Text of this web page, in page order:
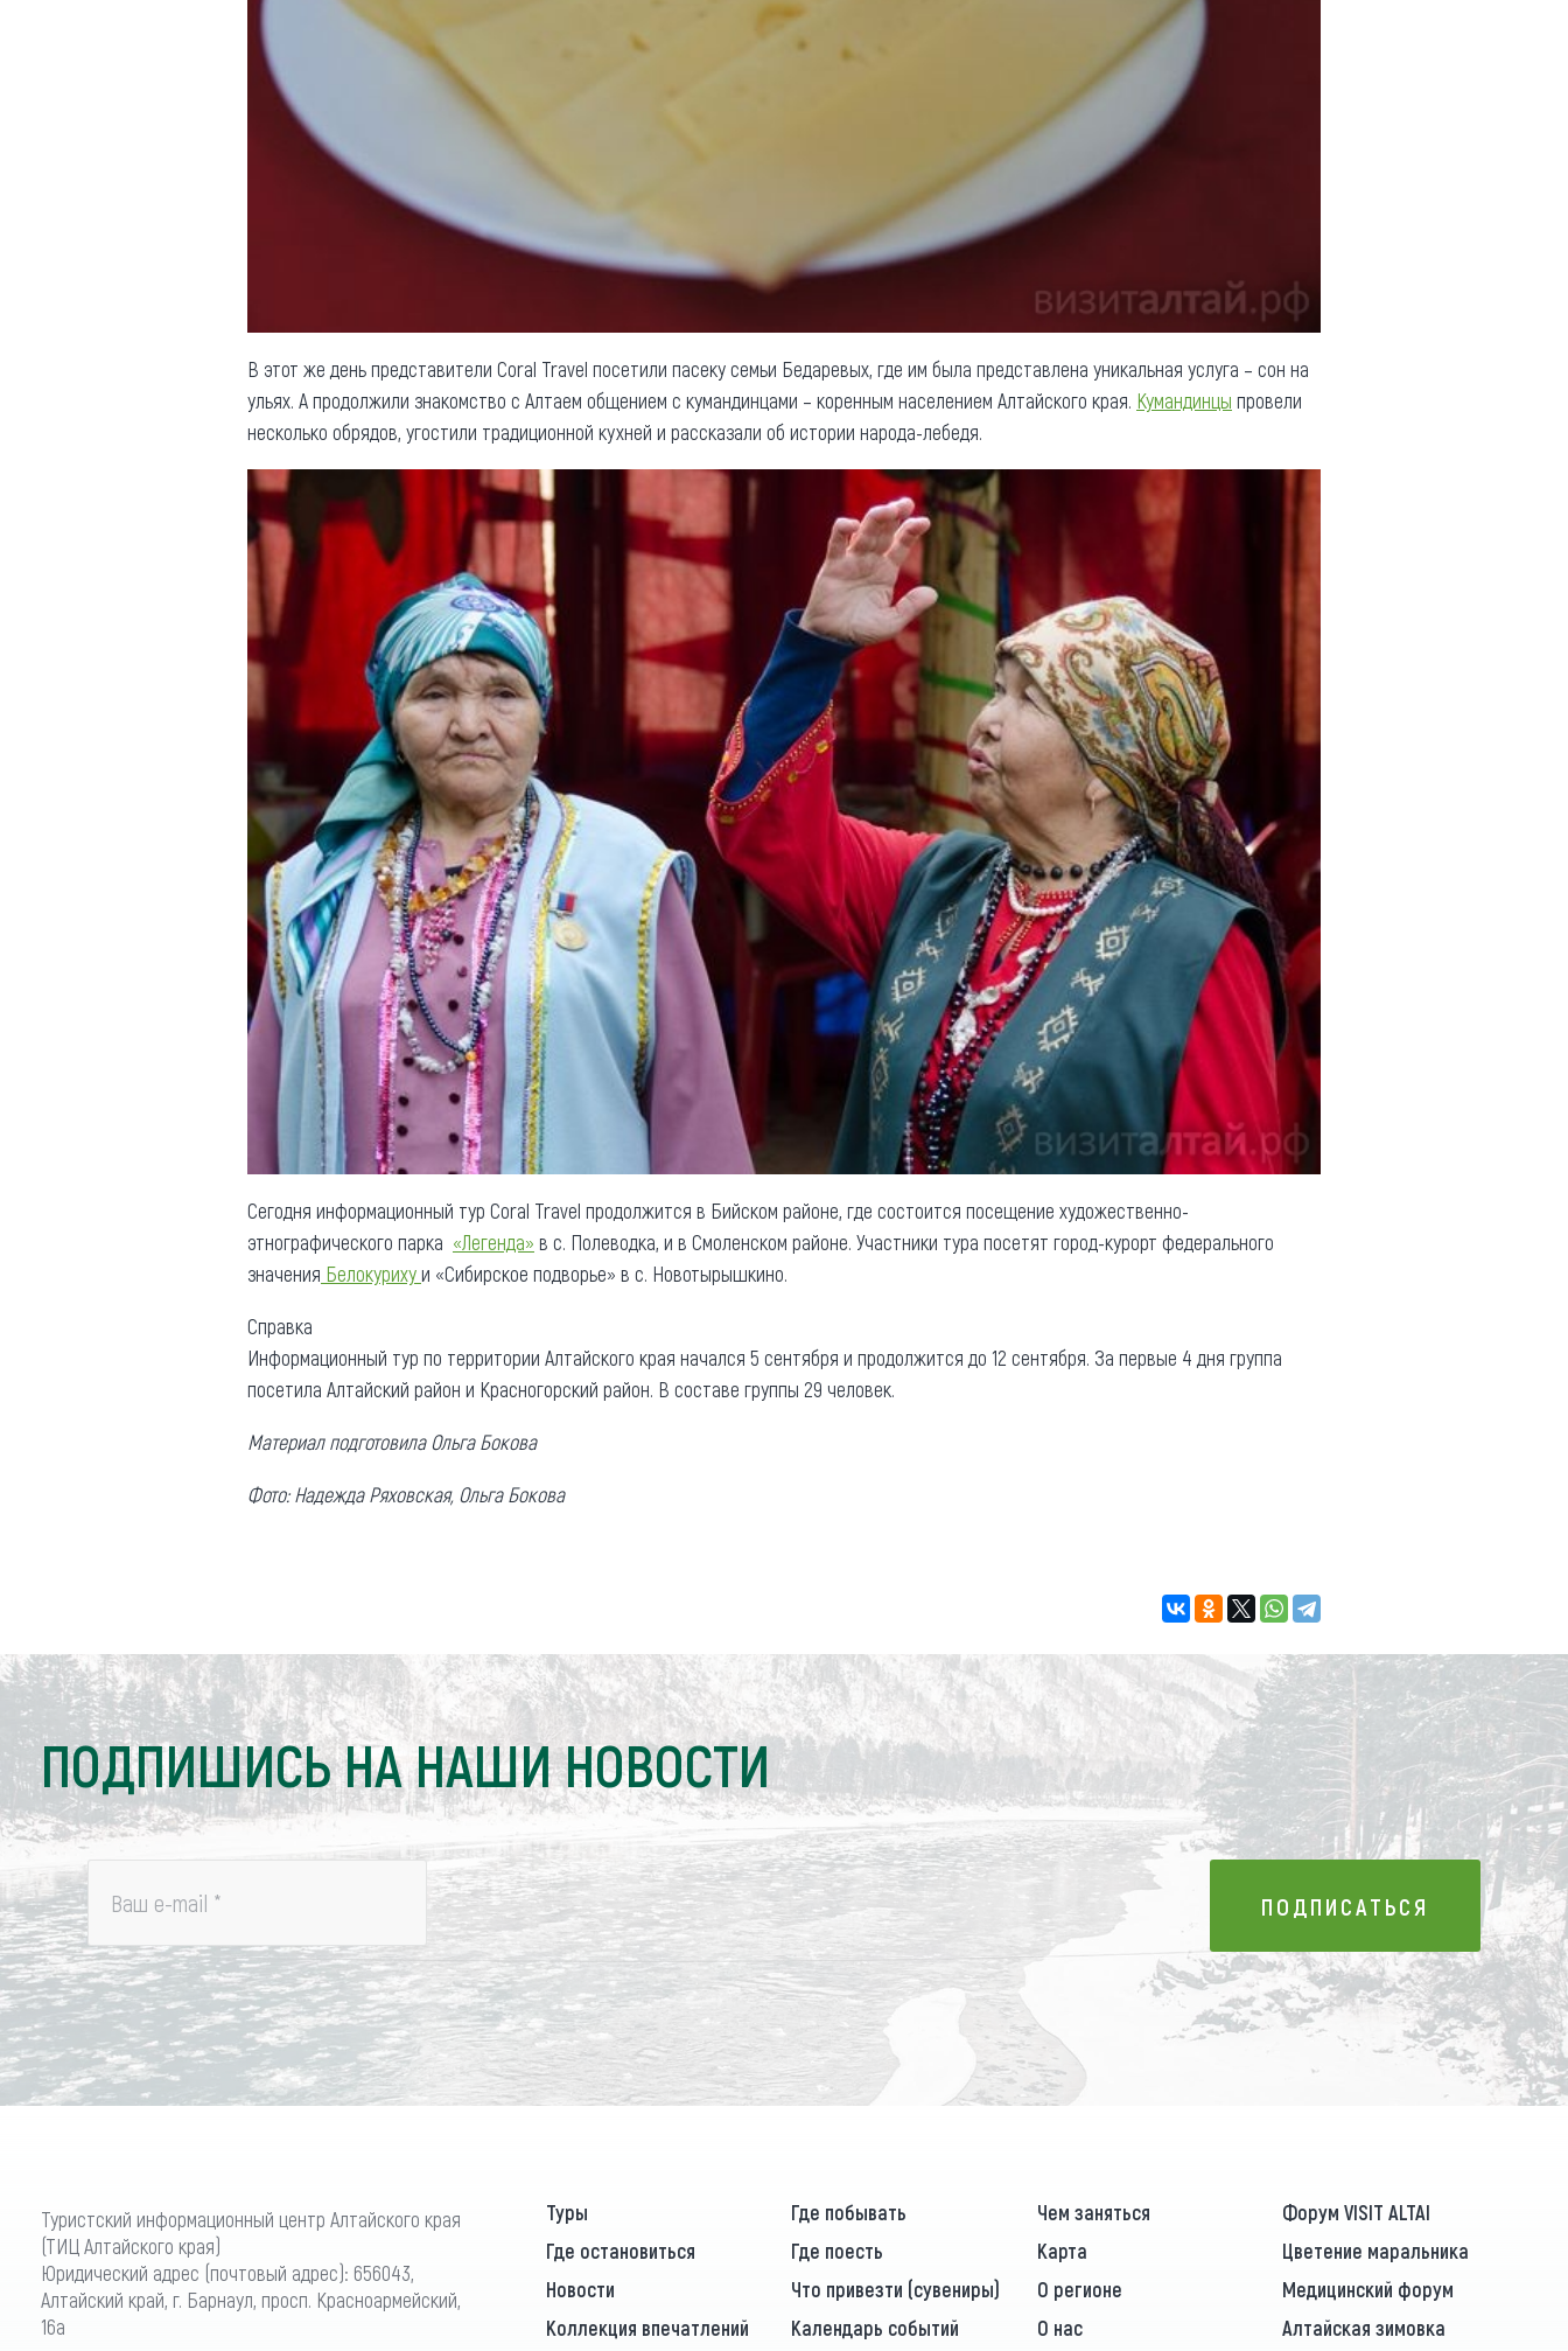
В этот же день представители Coral Travel посетили пасеку семьи Бедаревых, где им была представлена уникальная услуга – сон на
ульях. А продолжили знакомство с Алтаем общением с кумандинцами – коренным населением Алтайского края. Кумандинцы провели
несколько обрядов, угостили традиционной кухней и рассказали об истории народа-лебедя.
Сегодня информационный тур Coral Travel продолжится в Бийском районе, где состоится посещение художественно-
этнографического парка «Легенда» в с. Полеводка, и в Смоленском районе. Участники тура посетят город-курорт федерального
значения Белокурихуи «Сибирское подворье» в с. Новотырышкино.
Справка
Информационный тур по территории Алтайского края начался 5 сентября и продолжится до 12 сентября. За первые 4 дня группа
посетила Алтайский район и Красногорский район. В составе группы 29 человек.
Материал подготовила Ольга Бокова
Фото: Надежда Ряховская, Ольга Бокова
ПОДПИШИСЬ НА НАШИ НОВОСТИ
Ваш e-mail * ПОДПИСАТЬСЯ
ПОДПИСАТЬСЯ
Туристский информационный центр Алтайского края
(ТИЦ Алтайского края)
Юридический адрес (почтовый адрес): 656043,
Алтайский край, г. Барнаул, просп. Красноармейский,
16а
Туры Где побывать Чем заняться
Форум VISIT ALTAI
Где остановиться
Где поесть Карта
Цветение маральника
Новости
Что привезти (сувениры) О регионе
Медицинский форум
Коллекция впечатлений
Календарь событий О нас Алтайская зимовка